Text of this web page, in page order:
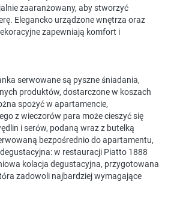
zaaranżowany, aby stworzyć
Elegancko urządzone wnętrza oraz
zapewniają komfort i
serwowane są pyszne śniadania,
produktów, dostarczone w koszach
spożyć w apartamencie,
z wieczorów para może cieszyć się
i serów, podaną wraz z butelką
bezpośrednio do apartamentu,
w restauracji Piatto 1888
kolacja degustacyjna, przygotowana
zadowoli najbardziej wymagające